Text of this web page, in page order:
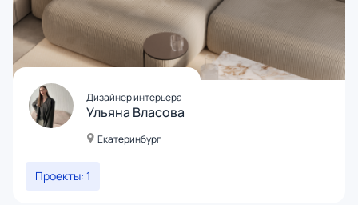
Дизайнер интерьера
Ульяна Власова
Екатеринбург
Проекты: 1